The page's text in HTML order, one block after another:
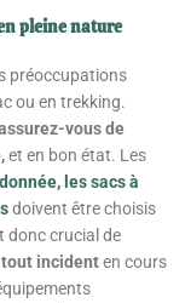
pleine nature
préoccupations
ou en trekking.
vous de
et en bon état. Les
les sacs à
doivent être choisis
donc crucial de
tout incidenten cours